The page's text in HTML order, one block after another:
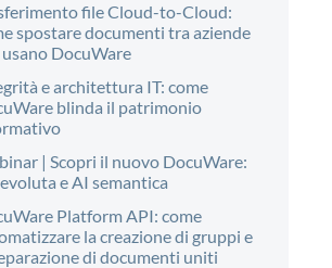
file Cloud-to-Cloud:
spostare documenti tra aziende
usano DocuWare
e architettura IT: come
blinda il patrimonio
| Scopri il nuovo DocuWare:
e AI semantica
Platform API: come
la creazione di gruppi e
di documenti uniti